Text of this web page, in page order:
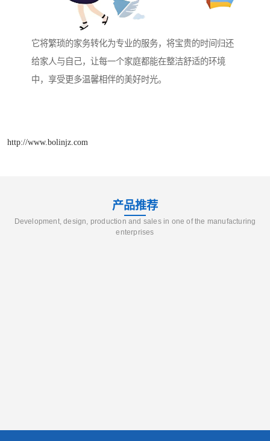
它将繁琐的家务转化为专业的服务，将宝贵的时间归还
给家人与自己，让每一个家庭都能在整洁舒适的环境
中，享受更多温馨相伴的美好时光。
http://www.bolinjz.com
产品推荐
Development, design, production and sales in one of the manufacturing
enterprises